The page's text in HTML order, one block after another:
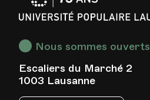
Nous sommes ouverts
Escaliers du Marché 2
1003 Lausanne